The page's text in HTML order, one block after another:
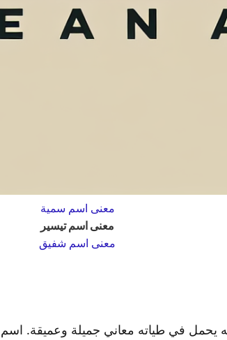
معنى اسم سمية
معنى اسم تيسير
معنى اسم شفيق
يحمل في طياته معاني جميلة وعميقة.